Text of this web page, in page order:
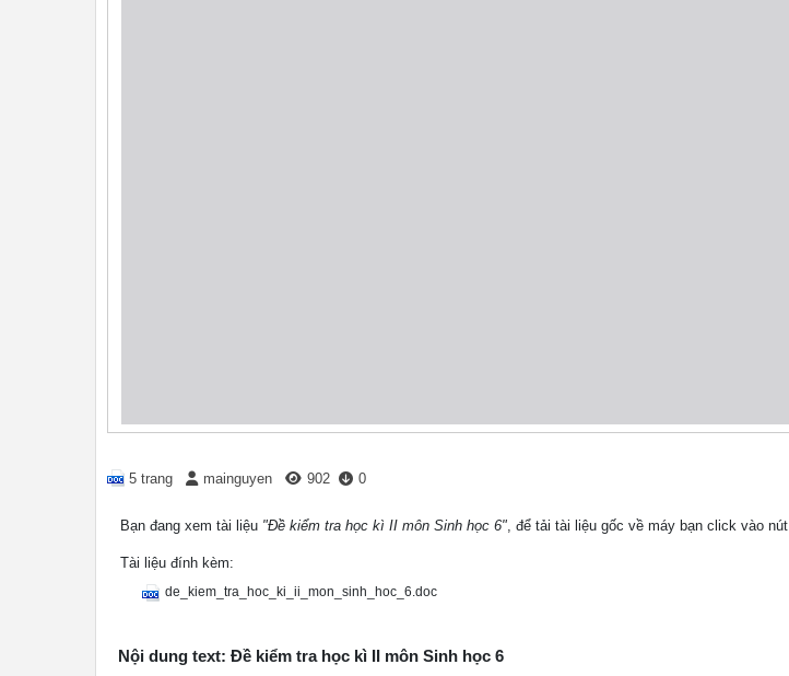
5 trang mainguyen 902 0
Bạn đang xem tài liệu "Đề kiểm tra học kì II môn Sinh học 6", để tải tài liệu gốc về máy bạn click vào nút
Tài liệu đính kèm:
de_kiem_tra_hoc_ki_ii_mon_sinh_hoc_6.doc
Nội dung text: Đề kiểm tra học kì II môn Sinh học 6